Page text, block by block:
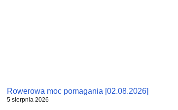
Rowerowa moc pomagania [02.08.2026]
5 sierpnia 2026